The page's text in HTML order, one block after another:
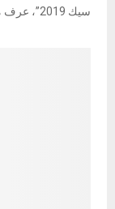
سيك 2019”، عرف مناقشة العديد من المواضيع،...